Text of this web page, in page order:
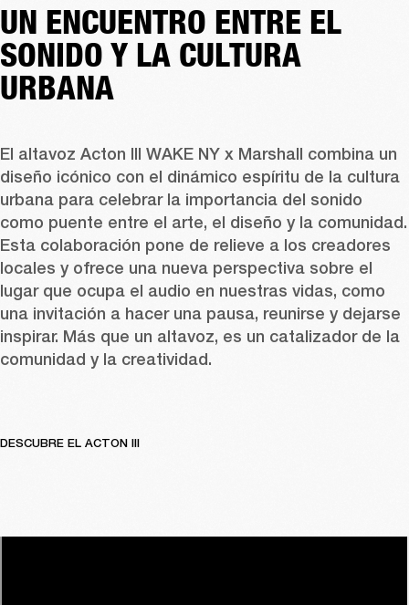
UN ENCUENTRO ENTRE EL
SONIDO Y LA CULTURA
URBANA
El altavoz Acton III WAKE NY x Marshall combina un
diseño icónico con el dinámico espíritu de la cultura
urbana para celebrar la importancia del sonido
como puente entre el arte, el diseño y la comunidad.
Esta colaboración pone de relieve a los creadores
locales y ofrece una nueva perspectiva sobre el
lugar que ocupa el audio en nuestras vidas, como
una invitación a hacer una pausa, reunirse y dejarse
inspirar. Más que un altavoz, es un catalizador de la
comunidad y la creatividad.
DESCUBRE EL ACTON III